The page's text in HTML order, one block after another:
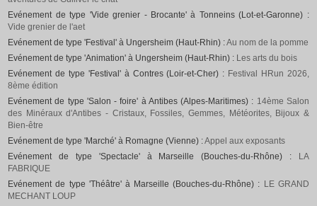
Evénement de type 'Vide grenier - Brocante' à Tonneins (Lot-et-Garonne) :
Vide grenier de l'aet
Evénement de type 'Festival' à Ungersheim (Haut-Rhin) :Au nom de la pomme
Evénement de type 'Animation' à Ungersheim (Haut-Rhin) : Les arts du bois
Evénement de type 'Festival' à Contres (Loir-et-Cher) : Festival HRun 2026,
8ème édition
Evénement de type 'Salon - foire' à Antibes (Alpes-Maritimes) : 14ème Salon
des Minéraux d'Antibes - Cristaux, Fossiles, Gemmes, Météorites, Bijoux &
Bien-être
Evénement de type 'Marché' à Romagne (Vienne) :Appel aux exposants
Evénement de type 'Spectacle' à Marseille (Bouches-du-Rhône) :
LA
FABRIQUE
Evénement de type 'Théâtre' à Marseille (Bouches-du-Rhône) : LE GRAND
MECHANT LOUP